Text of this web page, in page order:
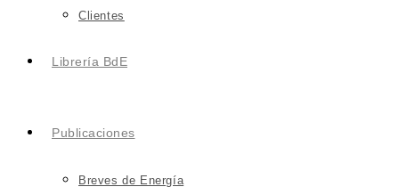
Clientes
Librería BdE
Publicaciones
Breves de Energía